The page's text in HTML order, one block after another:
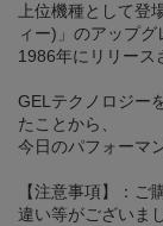
上位機種として登
ィー)」のアップグ
1986年にリリース
GELテクノロジー
たことから、
今日のパフォーマ
【注意事項】：
違い等がございま